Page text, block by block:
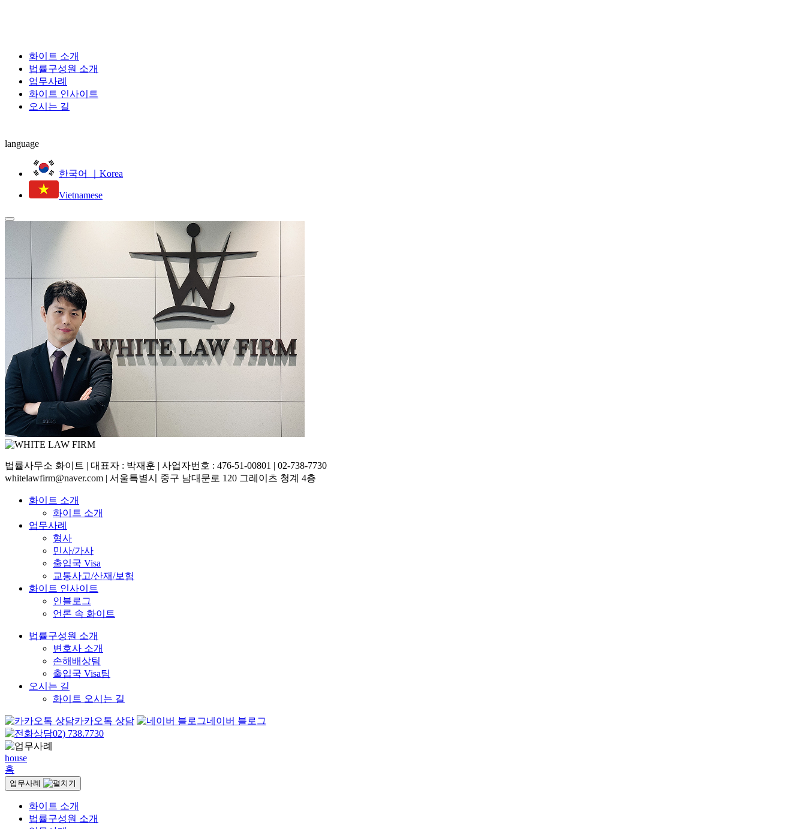
화이트 소개
법률구성원 소개
업무사례
화이트 인사이트
오시는 길
language
한국어 ｜Korea
Vietnamese
법률사무소 화이트 | 대표자 : 박재훈 | 사업자번호 : 476-51-00801 | 02-738-7730
whitelawfirm@naver.com | 서울특별시 중구 남대문로 120 그레이츠 청계 4층
화이트 소개
화이트 소개
업무사례
형사
민사/가사
출입국 Visa
교통사고/산재/보험
화이트 인사이트
인블로그
언론 속 화이트
법률구성원 소개
변호사 소개
손해배상팀
출입국 Visa팀
오시는 길
화이트 오시는 길
카카오톡 상담
네이버 블로그
02) 738.7730
house
홈
업무사례
화이트 소개
법률구성원 소개